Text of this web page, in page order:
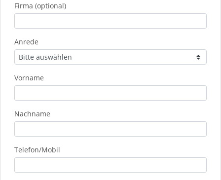
Firma (optional)
Anrede
Vorname
Nachname
Telefon/Mobil